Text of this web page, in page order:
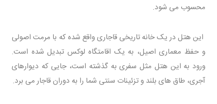
محسوب می شود.
این هتل در یک خانه تاریخی قاجاری واقع شده که با مرمت اصولی
و حفظ معماری اصیل، به یک اقامتگاه لوکس تبدیل شده است.
ورود به این هتل مثل سفری به گذشته است، جایی که دیوارهای
آجری، طاق های بلند و تزئینات سنتی شما را به دوران قاجار می برد.